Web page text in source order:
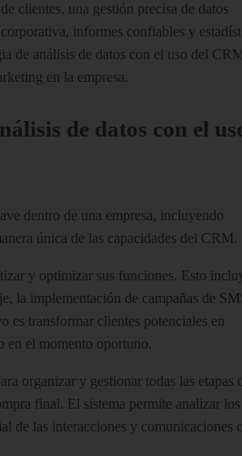
clientes, una gestión precisa de datos
informes confiables y
de análisis de datos con el uso del
en la empresa.
de datos con el
dentro de una empresa, incluyendo
única de las capacidades del CRM.
y optimizar sus funciones. Esto
la implementación de campañas de
es transformar clientes potenciales en
en el momento oportuno.
organizar y gestionar todas las etapas
final. El sistema permite analizar los
de las interacciones y comunicaciones